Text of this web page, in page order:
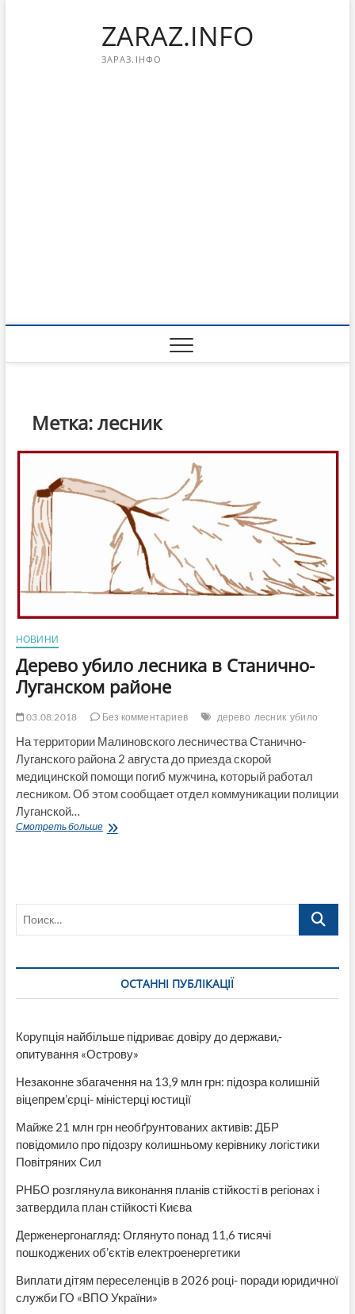
ZARAZ.INFO
ЗАРАЗ.ІНФО
Метка:лесник
НОВИНИ
Дерево убило лесника в Станично-
Луганском районе
03.08.2018 Без комментариев дерево лесник убило
На территории Малиновского лесничества Станично-
Луганского района 2 августа до приезда скорой
медицинской помощи погиб мужчина, который работал
лесником. Об этом сообщает отдел коммуникации полиции
Луганской…
Смотреть большеДерево
Поиск…
ОСТАННІ ПУБЛІКАЦІЇ
Корупція найбільше підриває довіру до держави,-
опитування «Острову»
Незаконне збагачення на 13,9 млн грн: підозра колишній
віцепрем’єрці- міністерці юстиції
Майже 21 млн грн необґрунтованих активів: ДБР
повідомило про підозру колишньому керівнику логістики
Повітряних Сил
РНБО розглянула виконання планів стійкості в регіонах і
затвердила план стійкості Києва
Держенергонагляд: Оглянуто понад 11,6 тисячі
пошкоджених об’єктів електроенергетики
Виплати дітям переселенців в 2026 році- поради юридичної
служби ГО «ВПО України»